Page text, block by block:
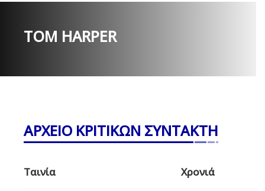
TOM HARPER
ΑΡΧΕΙΟ ΚΡΙΤΙΚΩΝ ΣΥΝΤΑΚΤΗ
Ταινία Χρονιά